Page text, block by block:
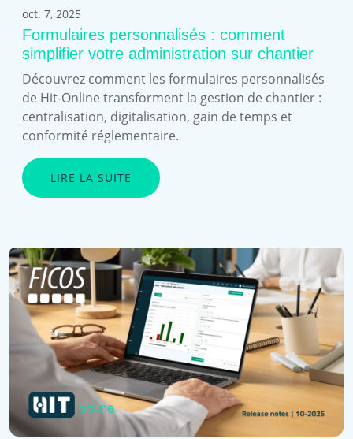
oct. 7, 2025
Formulaires personnalisés : comment
simplifier votre administration sur chantier
Découvrez comment les formulaires personnalisés
de Hit-Online transforment la gestion de chantier :
centralisation, digitalisation, gain de temps et
conformité réglementaire.
LIRE LA SUITE